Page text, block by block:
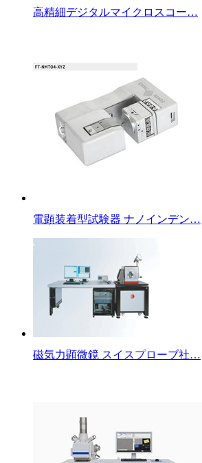
高精細デジタルマイクロスコー…
電顕装着型試験器 ナノインデン…
磁気力顕微鏡 スイスプローブ社…